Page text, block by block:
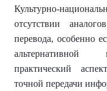
Культурно-
отсутствии
перевода, особенно
альтернативной
практический
точной передачи